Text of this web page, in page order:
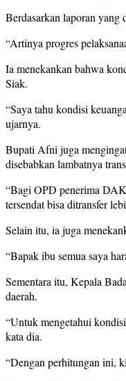
Berdasarkan laporan yang
“Artinya progres
Ia menekankan bahwa
Siak.
“Saya tahu kondisi
ujarnya.
Bupati Afni juga
disebabkan lambatnya
“Bagi OPD penerima
tersendat bisa ditransfer
Selain itu, ia juga
“Bapak ibu semua saya
Sementara itu, Kepala
daerah.
“Untuk mengetahui
kata dia.
“Dengan perhitungan ini,